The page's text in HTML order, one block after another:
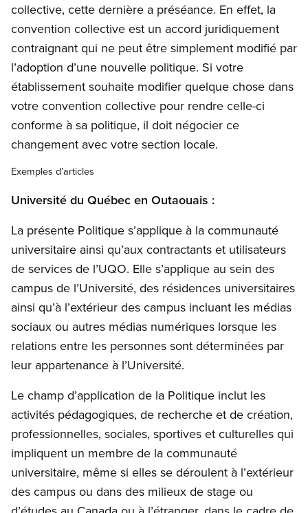
collective, cette dernière a préséance. En effet, la
convention collective est un accord juridiquement
contraignant qui ne peut être simplement modifié par
l’adoption d’une nouvelle politique. Si votre
établissement souhaite modifier quelque chose dans
votre convention collective pour rendre celle-ci
conforme à sa politique, il doit négocier ce
changement avec votre section locale.
Exemples d’articles
Université du Québec en Outaouais :
La présente Politique s’applique à la communauté
universitaire ainsi qu’aux contractants et utilisateurs
de services de l’UQO. Elle s’applique au sein des
campus de l’Université, des résidences universitaires
ainsi qu’à l’extérieur des campus incluant les médias
sociaux ou autres médias numériques lorsque les
relations entre les personnes sont déterminées par
leur appartenance à l’Université.
Le champ d’application de la Politique inclut les
activités pédagogiques, de recherche et de création,
professionnelles, sociales, sportives et culturelles qui
impliquent un membre de la communauté
universitaire, même si elles se déroulent à l’extérieur
des campus ou dans des milieux de stage ou